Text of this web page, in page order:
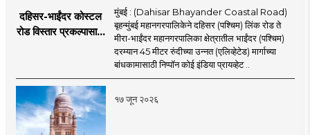
दहिसर-भाईंदर कोस्टल
रोड विस्तार प्रकल्पासाठी
मंजुरीची प्रतीक्षा
मुंबई : (Dahisar Bhayander Coastal Road)
बृहन्मुंबई महानगरपालिकेने दहिसर (पश्चिम) लिंक रोड ते
मीरा-भाईंदर महानगरपालिका क्षेत्रातील भाईंदर (पश्चिम)
दरम्यान 45 मीटर रुंदीच्या उन्नत (एलिव्हेटेड) मार्गाच्या
बांधकामासाठी निप्पॉन कोई इंडिया प्रायव्हेट ..
१७ जून २०२६